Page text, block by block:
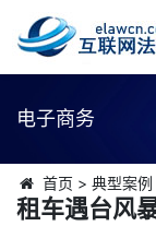
电子商务
首页 > 典型案例
租车遇台风